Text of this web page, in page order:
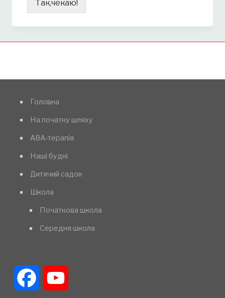
Так,чекаю!
Головна
На початку шляху
АВА-терапія
Наші будні
Дитячий садок
Школа
Початкова школа
Середня школа
Facebook